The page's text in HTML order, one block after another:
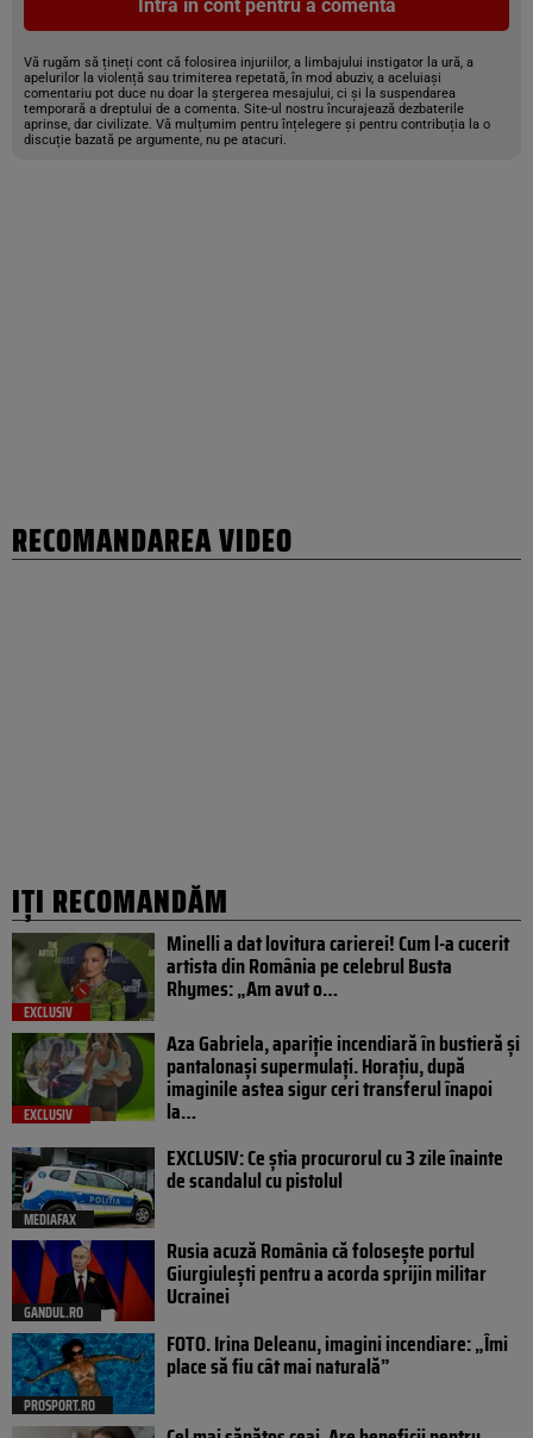
Intră în cont pentru a comenta
Vă rugăm să țineți cont că folosirea injuriilor, a limbajului instigator la ură, a
apelurilor la violență sau trimiterea repetată, în mod abuziv, a aceluiași
comentariu pot duce nu doar la ștergerea mesajului, ci și la suspendarea
temporară a dreptului de a comenta. Site-ul nostru încurajează dezbaterile
aprinse, dar civilizate. Vă mulțumim pentru înțelegere și pentru contribuția la o
discuție bazată pe argumente, nu pe atacuri.
RECOMANDAREA VIDEO
IȚI RECOMANDĂM
EXCLUSIV
Minelli a dat lovitura carierei! Cum l-a cucerit
artista din România pe celebrul Busta
Rhymes: „Am avut o…
EXCLUSIV
Aza Gabriela, apariție incendiară în bustieră și
pantalonași supermulați. Horațiu, după
imaginile astea sigur ceri transferul înapoi
la…
MEDIAFAX
EXCLUSIV: Ce știa procurorul cu 3 zile înainte
de scandalul cu pistolul
GANDUL.RO
Rusia acuză România că folosește portul
Giurgiulești pentru a acorda sprijin militar
Ucrainei
PROSPORT.RO
FOTO. Irina Deleanu, imagini incendiare: „Îmi
place să fiu cât mai naturală”